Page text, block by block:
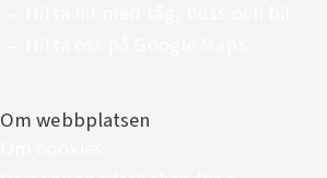
Om webbplatsen